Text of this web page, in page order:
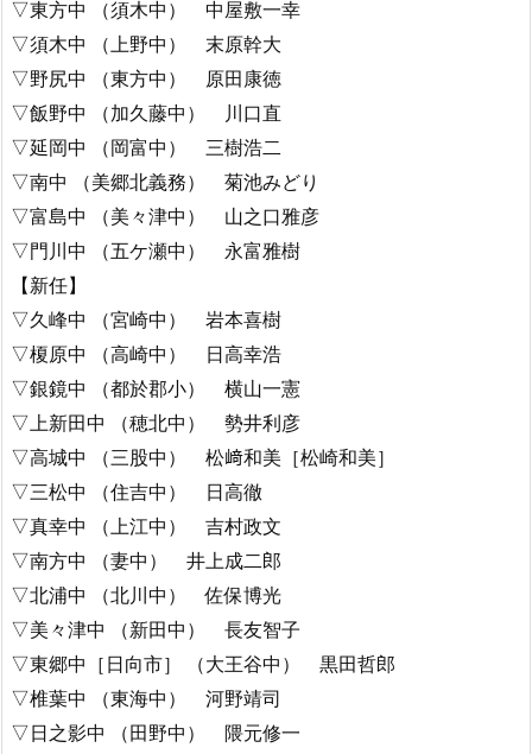
▽東方中 （須木中） 中屋敷一幸
▽須木中 （上野中） 末原幹大
▽野尻中 （東方中） 原田康徳
▽飯野中 （加久藤中） 川口直
▽延岡中 （岡富中） 三樹浩二
▽南中 （美郷北義務） 菊池みどり
▽富島中 （美々津中） 山之口雅彦
▽門川中 （五ケ瀬中） 永富雅樹
【新任】
▽久峰中 （宮崎中） 岩本喜樹
▽榎原中 （高崎中） 日高幸浩
▽銀鏡中 （都於郡小） 横山一憲
▽上新田中 （穂北中） 勢井利彦
▽高城中 （三股中） 松﨑和美［松崎和美］
▽三松中 （住吉中） 日高徹
▽真幸中 （上江中） 吉村政文
▽南方中 （妻中） 井上成二郎
▽北浦中 （北川中） 佐保博光
▽美々津中 （新田中） 長友智子
▽東郷中［日向市］ （大王谷中） 黒田哲郎
▽椎葉中 （東海中） 河野靖司
▽日之影中 （田野中） 隈元修一